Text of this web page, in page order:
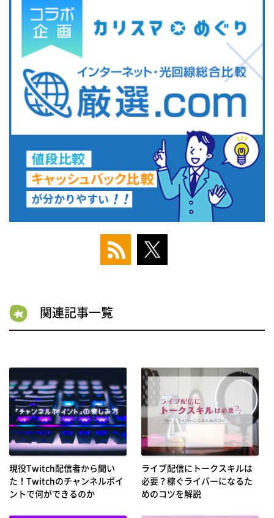
関連記事一覧
現役Twitch配信者から聞い
た！Twitchのチャンネルポイ
ントで何ができるのか
ライブ配信にトークスキルは
必要？稼ぐライバーになるた
めのコツを解説